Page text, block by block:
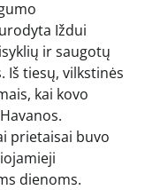
Iždui
ir saugotų
Iš tiesų, vilkstinės
kai kovo
prietaisai buvo
dienoms.